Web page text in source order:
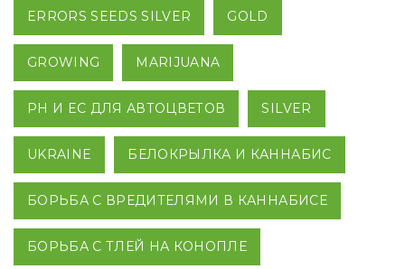
ERRORS SEEDS SILVER GOLD
GROWING MARIJUANA
PH И EC ДЛЯ АВТОЦВЕТОВ SILVER
UKRAINE БЕЛОКРЫЛКА И КАННАБИС
БОРЬБА С ВРЕДИТЕЛЯМИ В КАННАБИСЕ
БОРЬБА С ТЛЕЙ НА КОНОПЛЕ